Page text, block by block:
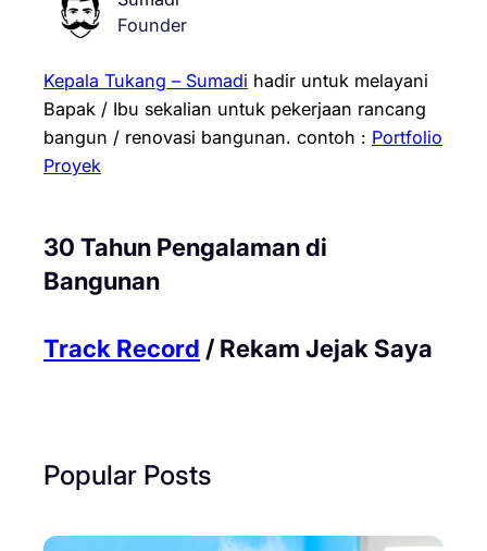
Founder
Kepala Tukang – Sumadi hadir untuk melayani
Bapak / Ibu sekalian untuk pekerjaan rancang
bangun / renovasi bangunan. contoh : Portfolio
Proyek
30 Tahun Pengalaman di
Bangunan
Track Record / Rekam Jejak Saya
Popular Posts